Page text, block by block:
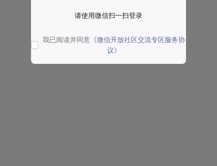
请使用微信扫一扫登录
我已阅读并同意 《微信开放社区交流专区服务协
议》